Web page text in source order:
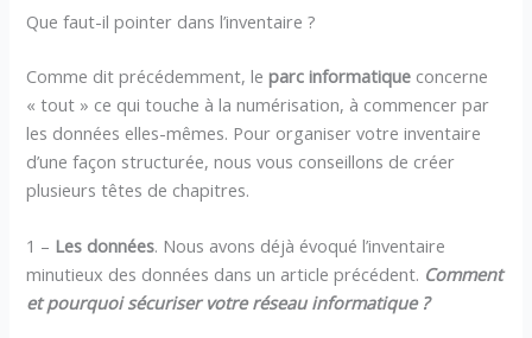
Que faut-il pointer dans l’inventaire ?
Comme dit précédemment, leparc informatique concerne
« tout » ce qui touche à la numérisation, à commencer par
les données elles-mêmes. Pour organiser votre inventaire
d’une façon structurée, nous vous conseillons de créer
plusieurs têtes de chapitres.
1 – Les données. Nous avons déjà évoqué l’inventaire
minutieux des données dans un article précédent. Comment
et pourquoi sécuriser votre réseau informatique ?